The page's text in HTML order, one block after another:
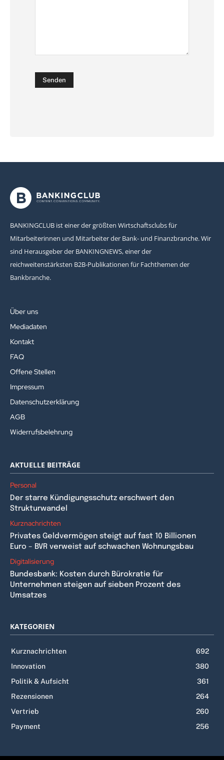
BANKINGCLUB ist einer der größten Wirtschaftsclubs für
Mitarbeiterinnen und Mitarbeiter der Bank- und Finanzbranche. Wir
sind Herausgeber der BANKINGNEWS, einer der
reichweitenstärksten B2B-Publikationen für Fachthemen der
Bankbranche.
Über uns
Mediadaten
Kontakt
FAQ
Offene Stellen
Impressum
Datenschutzerklärung
AGB
Widerrufsbelehrung
AKTUELLE BEITRÄGE
Personal
Der starre Kündigungsschutz erschwert den
Strukturwandel
Kurznachrichten
Privates Geldvermögen steigt auf fast 10 Billionen
Euro – BVR verweist auf schwachen Wohnungsbau
Digitalisierung
Bundesbank: Kosten durch Bürokratie für
Unternehmen steigen auf sieben Prozent des
Umsatzes
KATEGORIEN
Kurznachrichten
692
Innovation
380
Politik & Aufsicht
361
Rezensionen
264
Vertrieb
260
Payment
256